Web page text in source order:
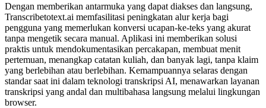
Dengan memberikan antarmuka yang dapat diakses dan langsung,
Transcribetotext.ai memfasilitasi peningkatan alur kerja bagi
pengguna yang memerlukan konversi ucapan-ke-teks yang akurat
tanpa mengetik secara manual. Aplikasi ini memberikan solusi
praktis untuk mendokumentasikan percakapan, membuat menit
pertemuan, menangkap catatan kuliah, dan banyak lagi, tanpa klaim
yang berlebihan atau berlebihan. Kemampuannya selaras dengan
standar saat ini dalam teknologi transkripsi AI, menawarkan layanan
transkripsi yang andal dan multibahasa langsung melalui lingkungan
browser.